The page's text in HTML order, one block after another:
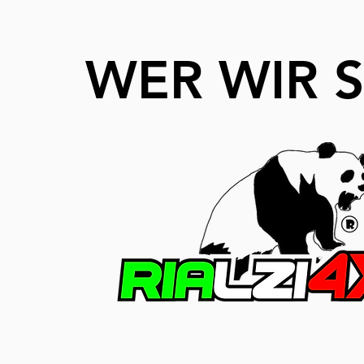
WER WIR